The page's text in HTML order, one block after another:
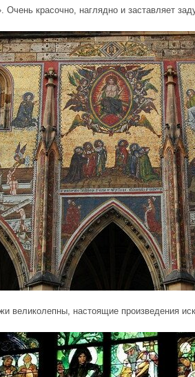
красочно, наглядно и заставляет
великолепны, настоящие произведения